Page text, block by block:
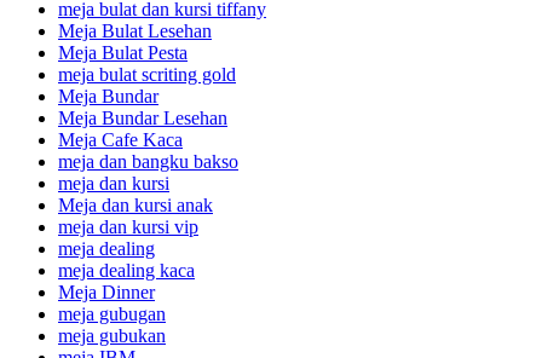
meja bulat dan kursi tiffany
Meja Bulat Lesehan
Meja Bulat Pesta
meja bulat scriting gold
Meja Bundar
Meja Bundar Lesehan
Meja Cafe Kaca
meja dan bangku bakso
meja dan kursi
Meja dan kursi anak
meja dan kursi vip
meja dealing
meja dealing kaca
Meja Dinner
meja gubugan
meja gubukan